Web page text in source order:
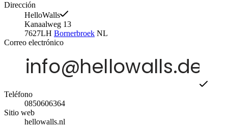
Dirección
HelloWalls
Kanaalweg 13
7627LH Bornerbroek NL
Correo electrónico
Teléfono
0850606364
Sitio web
hellowalls.nl